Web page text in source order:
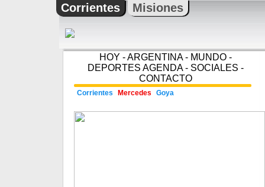
Corrientes Misiones
HOY -ARGENTINA- MUNDO -
DEPORTES AGENDA- SOCIALES -
CONTACTO
Corrientes Mercedes Goya